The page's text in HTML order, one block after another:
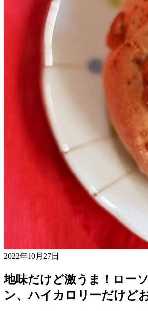
2022年10月27日
地味だけど激うま！ロー
ン、ハイカロリーだけど